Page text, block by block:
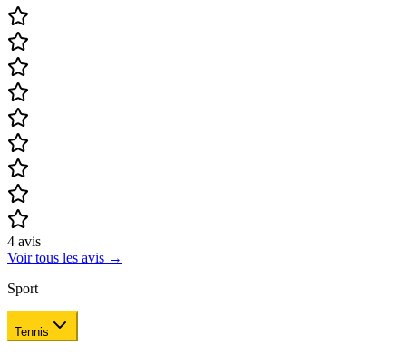
4 avis
Voir tous les avis →
Sport
Tennis